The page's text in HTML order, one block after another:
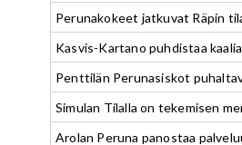
Perunakokeet jatkuvat Räpin
Kasvis-Kartano puhdistaa
Penttilän Perunasiskot
Simulan Tilalla on tekemisen
Arolan Peruna panostaa